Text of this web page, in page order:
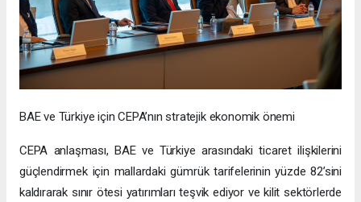
BAE ve Türkiye için CEPA’nın stratejik ekonomik önemi
CEPA anlaşması, BAE ve Türkiye arasındaki ticaret ilişkilerini
güçlendirmek için mallardaki gümrük tarifelerinin yüzde 82’sini
kaldırarak sınır ötesi yatırımları teşvik ediyor ve kilit sektörlerde